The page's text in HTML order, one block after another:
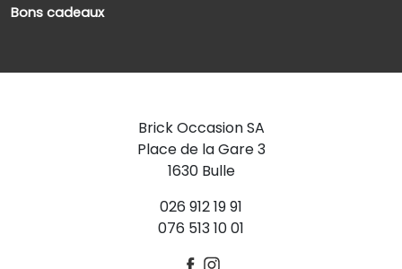
Bons cadeaux
Brick Occasion SA
Place de la Gare 3
1630 Bulle
026 912 19 91
076 513 10 01